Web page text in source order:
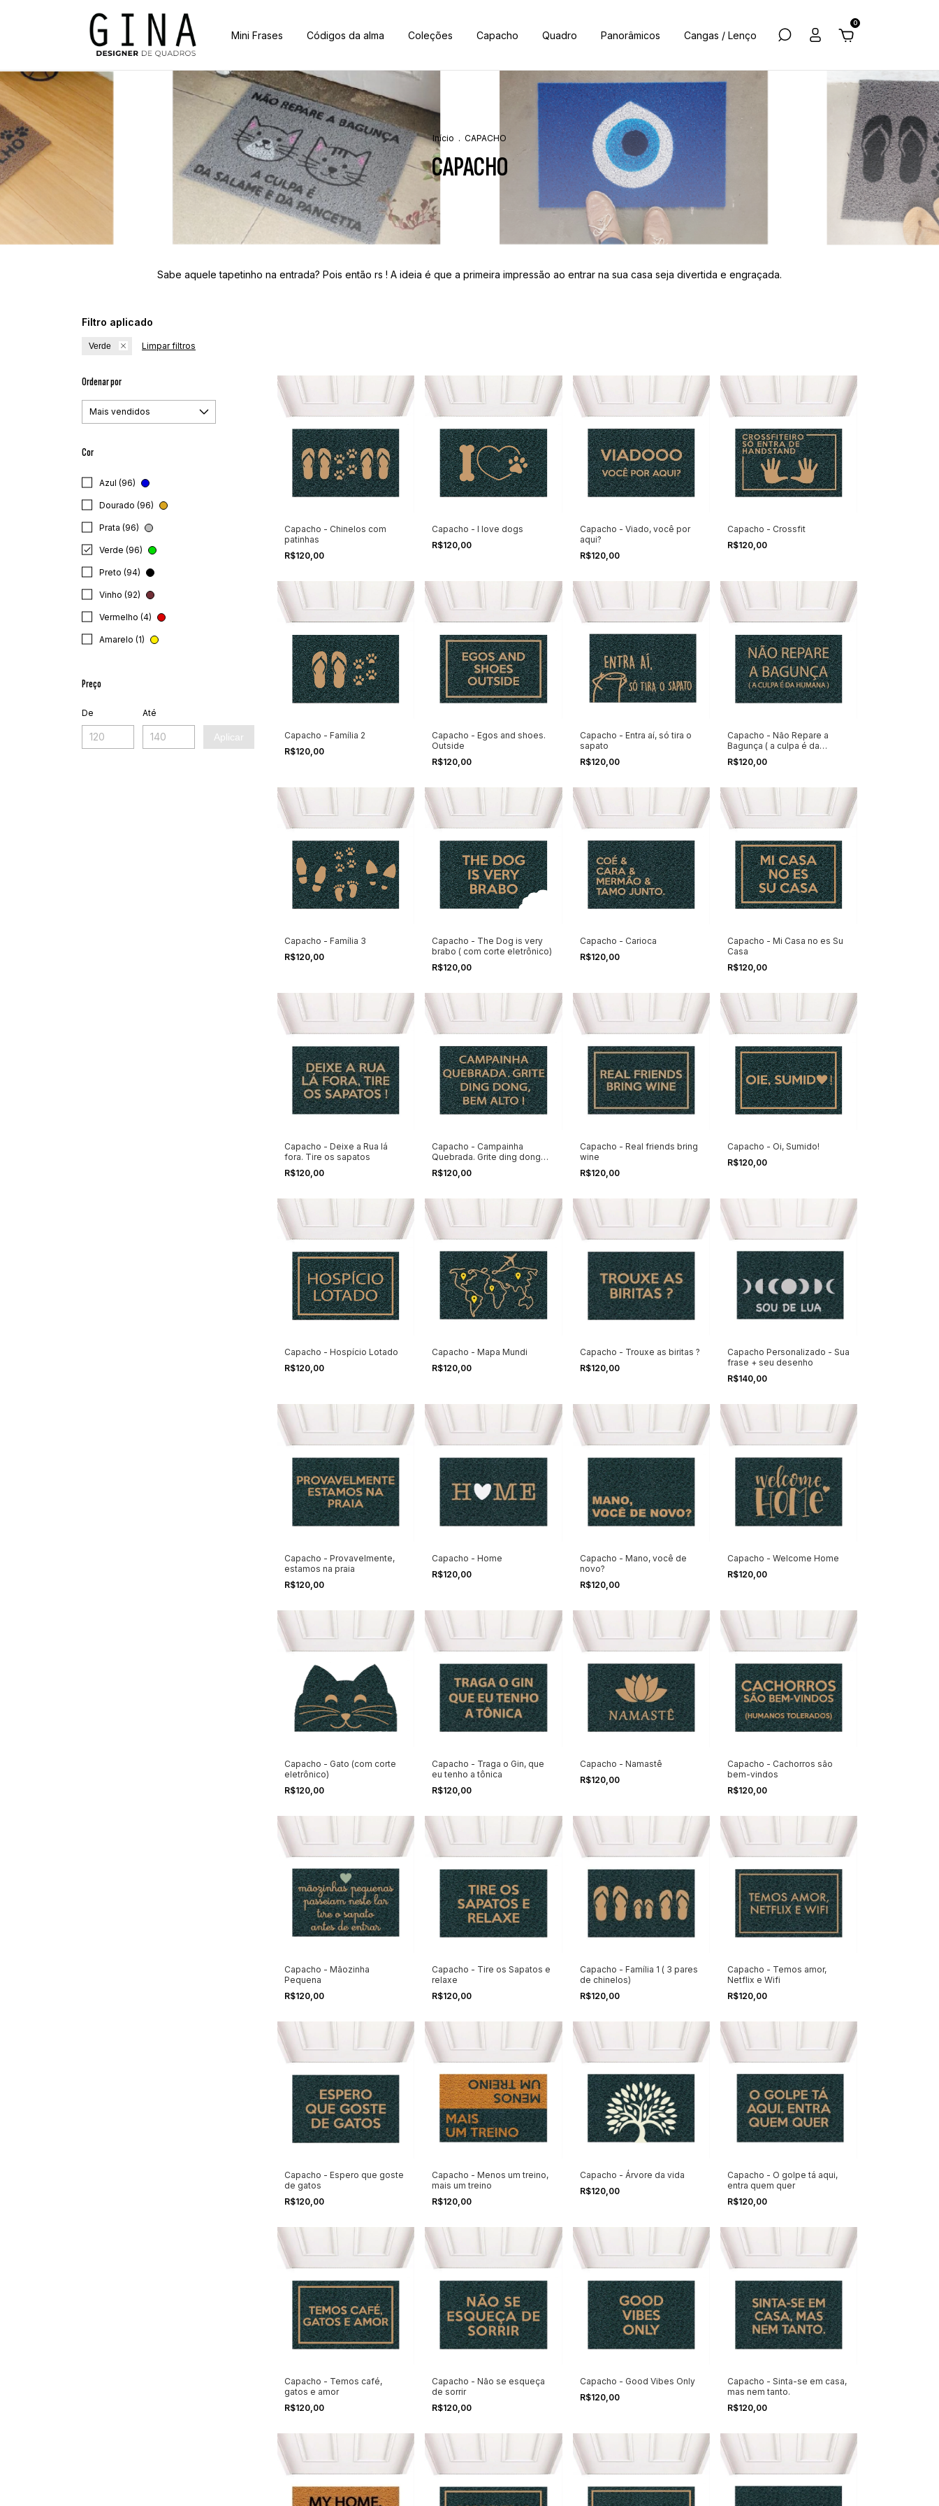
Mini Frases Códigos da alma Coleções Capacho Quadro Panorâmicos Cangas / Lenço
0
Início . CAPACHO
CAPACHO
Sabe aquele tapetinho na entrada? Pois então rs ! A ideia é que a primeira impressão ao entrar na sua casa seja divertida e engraçada.
Filtro aplicado
Verde Limpar filtros
Ordenar por
Cor
Azul (96)
Dourado (96)
Prata (96)
Verde (96)
Preto (94)
Vinho (92)
Vermelho (4)
Amarelo (1)
Preço
De Até
Aplicar
Capacho - Chinelos com
patinhas
R$120,00
Capacho - I love dogs
R$120,00
Capacho - Viado, você por
aqui?
R$120,00
Capacho - Crossfit
R$120,00
Capacho - Família 2
R$120,00
Capacho - Egos and shoes.
Outside
R$120,00
Capacho - Entra aí, só tira o
sapato
R$120,00
Capacho - Não Repare a
Bagunça ( a culpa é da
Humana )
R$120,00
Capacho - Família 3
R$120,00
Capacho - The Dog is very
brabo ( com corte eletrônico)
R$120,00
Capacho - Carioca
R$120,00
Capacho - Mi Casa no es Su
Casa
R$120,00
Capacho - Deixe a Rua lá
fora. Tire os sapatos
R$120,00
Capacho - Campainha
Quebrada. Grite ding dong
bem alto
R$120,00
Capacho - Real friends bring
wine
R$120,00
Capacho - Oi, Sumido!
R$120,00
Capacho - Hospício Lotado
R$120,00
Capacho - Mapa Mundi
R$120,00
Capacho - Trouxe as biritas ?
R$120,00
Capacho Personalizado - Sua
frase + seu desenho
R$140,00
Capacho - Provavelmente,
estamos na praia
R$120,00
Capacho - Home
R$120,00
Capacho - Mano, você de
novo?
R$120,00
Capacho - Welcome Home
R$120,00
Capacho - Gato (com corte
eletrônico)
R$120,00
Capacho - Traga o Gin, que
eu tenho a tônica
R$120,00
Capacho - Namastê
R$120,00
Capacho - Cachorros são
bem-vindos
R$120,00
Capacho - Mãozinha
Pequena
R$120,00
Capacho - Tire os Sapatos e
relaxe
R$120,00
Capacho - Família 1 ( 3 pares
de chinelos)
R$120,00
Capacho - Temos amor,
Netflix e Wifi
R$120,00
Capacho - Espero que goste
de gatos
R$120,00
Capacho - Menos um treino,
mais um treino
R$120,00
Capacho - Árvore da vida
R$120,00
Capacho - O golpe tá aqui,
entra quem quer
R$120,00
Capacho - Temos café,
gatos e amor
R$120,00
Capacho - Não se esqueça
de sorrir
R$120,00
Capacho - Good Vibes Only
R$120,00
Capacho - Sinta-se em casa,
mas nem tanto.
R$120,00